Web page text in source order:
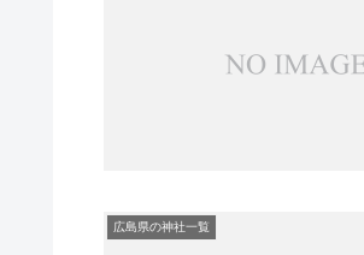
広島県の神社一覧